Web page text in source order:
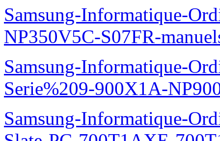
Samsung-Informatique-
NP350V5C-S07FR-
Samsung-Informatique-
Serie%209-900X1A-
Samsung-Informatique-